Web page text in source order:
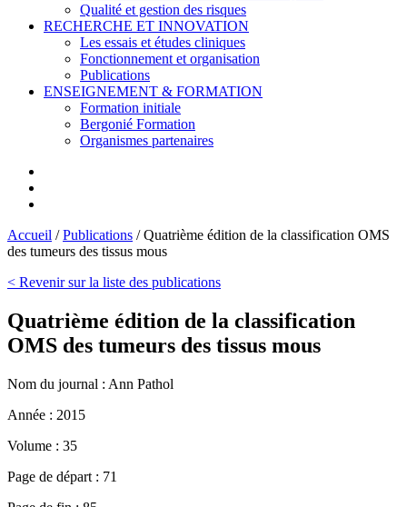
Qualité et gestion des risques
RECHERCHE ET INNOVATION
Les essais et études cliniques
Fonctionnement et organisation
Publications
ENSEIGNEMENT & FORMATION
Formation initiale
Bergonié Formation
Organismes partenaires
Accueil /Publications /Quatrième édition de la classification OMS
des tumeurs des tissus mous
< Revenir sur la liste des publications
Quatrième édition de la classification
OMS des tumeurs des tissus mous
Nom du journal : Ann Pathol
Année : 2015
Volume : 35
Page de départ : 71